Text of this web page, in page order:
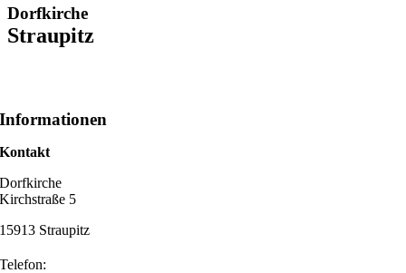
Dorfkirche
Straupitz
Informationen
Kontakt
Dorfkirche
Kirchstraße 5
15913 Straupitz
Telefon: